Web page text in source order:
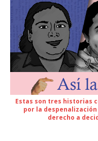
Estas son tres historias
por la
derecho a